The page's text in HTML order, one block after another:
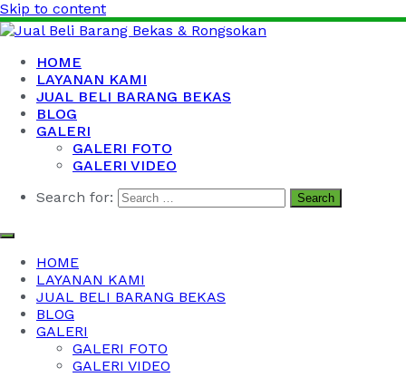
Skip to content
Jual Beli Barang Bekas & Rongsokan
Barang Bekas Kantor, Kabel Bekas, Besi Tua dan Logam
Bekas
HOME
LAYANAN KAMI
JUAL BELI BARANG BEKAS
BLOG
GALERI
GALERI FOTO
GALERI VIDEO
Search for:
HOME
LAYANAN KAMI
JUAL BELI BARANG BEKAS
BLOG
GALERI
GALERI FOTO
GALERI VIDEO